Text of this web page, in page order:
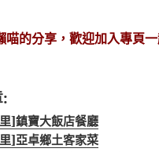
喵的分享，歡迎加入專頁一
]鎮寶大飯店餐廳
]亞卓鄉土客家菜